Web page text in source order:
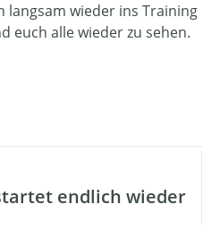
langsam wieder ins Training
euch alle wieder zu sehen.
endlich wieder